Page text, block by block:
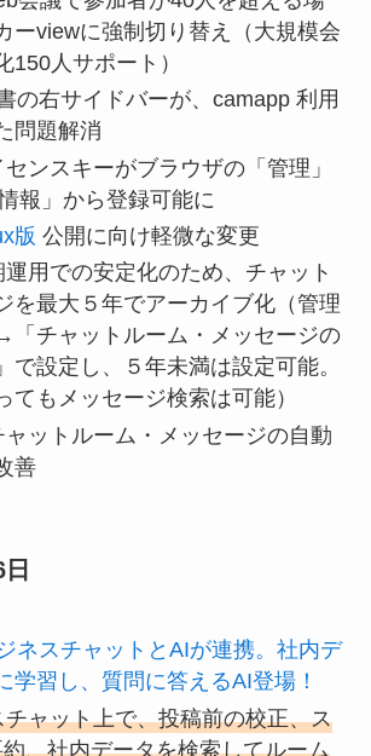
ーviewに強制切り替え（大規模会
150人サポート）
の右サイドバーが、camapp 利用
問題解消
ンスキーがブラウザの「管理」
報」から登録可能に
版 公開に向け軽微な変更
用での安定化のため、チャット
を最大５年でアーカイブ化（管理
チャットルーム・メッセージの
で設定し、５年未満は設定可能。
てもメッセージ検索は可能）
ットルーム・メッセージの自動
善
ネスチャットとAIが連携。社内デ
学習し、質問に答えるAI登場！
ャット上で、投稿前の校正、ス
、社内データを検索してルーム